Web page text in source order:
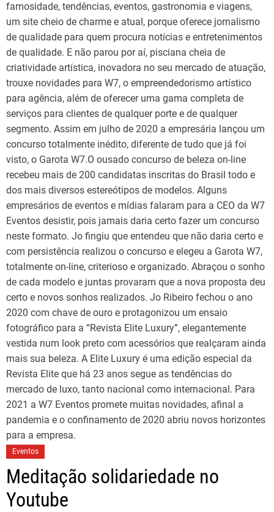
famosidade, tendências, eventos, gastronomia e viagens,
um site cheio de charme e atual, porque oferece jornalismo
de qualidade para quem procura notícias e entretenimentos
de qualidade. E não parou por aí, pisciana cheia de
criatividade artística, inovadora no seu mercado de atuação,
trouxe novidades para W7, o empreendedorismo artístico
para agência, além de oferecer uma gama completa de
serviços para clientes de qualquer porte e de qualquer
segmento. Assim em julho de 2020 a empresária lançou um
concurso totalmente inédito, diferente de tudo que já foi
visto, o Garota W7.O ousado concurso de beleza on-line
recebeu mais de 200 candidatas inscritas do Brasil todo e
dos mais diversos estereótipos de modelos. Alguns
empresários de eventos e mídias falaram para a CEO da W7
Eventos desistir, pois jamais daria certo fazer um concurso
neste formato. Jo fingiu que entendeu que não daria certo e
com persistência realizou o concurso e elegeu a Garota W7,
totalmente on-line, criterioso e organizado. Abraçou o sonho
de cada modelo e juntas provaram que a nova proposta deu
certo e novos sonhos realizados. Jo Ribeiro fechou o ano
2020 com chave de ouro e protagonizou um ensaio
fotográfico para a “Revista Elite Luxury”, elegantemente
vestida num look preto com acessórios que realçaram ainda
mais sua beleza. A Elite Luxury é uma edição especial da
Revista Elite que há 23 anos segue as tendências do
mercado de luxo, tanto nacional como internacional. Para
2021 a W7 Eventos promete muitas novidades, afinal a
pandemia e o confinamento de 2020 abriu novos horizontes
para a empresa.
Eventos
Meditação solidariedade no
Youtube